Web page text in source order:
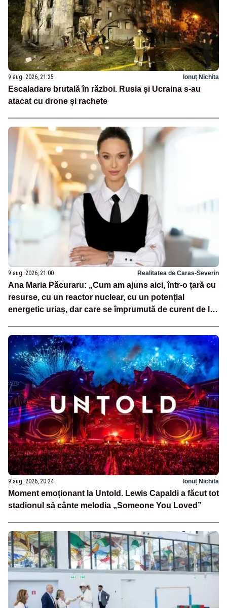
9 aug. 2026, 21:25 Ionuț Nichita
Escaladare brutală în război. Rusia și Ucraina s-au
atacat cu drone și rachete
9 aug. 2026, 21:00 Realitatea de Caras-Severin
Ana Maria Păcuraru: „Cum am ajuns aici, într-o țară cu
resurse, cu un reactor nuclear, cu un potențial
energetic uriaș, dar care se împrumută de curent de la
9 aug. 2026, 20:24 Ionuț Nichita
Moment emoționant la Untold. Lewis Capaldi a făcut tot
stadionul să cânte melodia „Someone You Loved”